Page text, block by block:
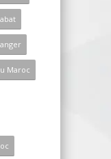
Maroc